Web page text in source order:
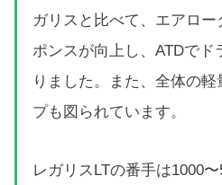
ガリスと比べて、エアロ
ポンスが向上し、ATDでド
りました。また、全体の
プも図られています。
レガリスLTの番手は1000